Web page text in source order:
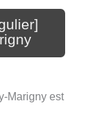
Marigny est